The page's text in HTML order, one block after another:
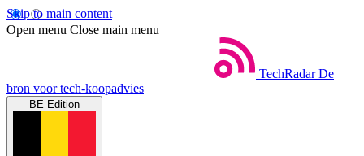
Skip to main content
Open menu Close main menu
TechRadar De
bron voor tech-koopadvies
BE Edition